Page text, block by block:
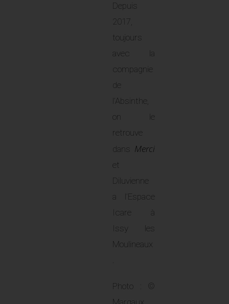
Depuis
2017,
toujours
avec la
compagnie
de
l’Absinthe,
on le
retrouve
dans Merci
et
Diluvienne
a l’Espace
Icare à
Issy les
Moulineaux
.
Photo : ©
Margaux